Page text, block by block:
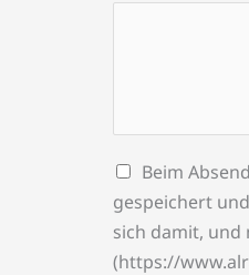
Beim
gespeichert
sich damit,
(https://